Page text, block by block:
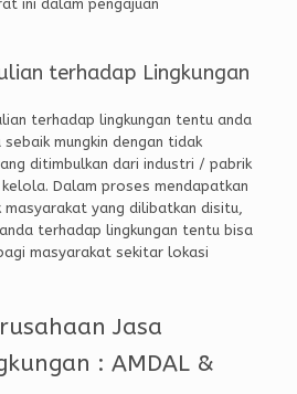
ini dalam pengajuan
terhadap Lingkungan
terhadap lingkungan tentu anda
sebaik mungkin dengan tidak
ditimbulkan dari industri / pabrik
Dalam proses mendapatkan
masyarakat yang dilibatkan disitu,
terhadap lingkungan tentu bisa
masyarakat sekitar lokasi
Jasa
: AMDAL &